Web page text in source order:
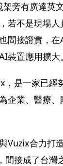
旁有廣達英
若不是現場
間接證實，在
裝置應用擴大。
，是一家已經
企業、醫療
Vuzix合力打
間接成了台灣